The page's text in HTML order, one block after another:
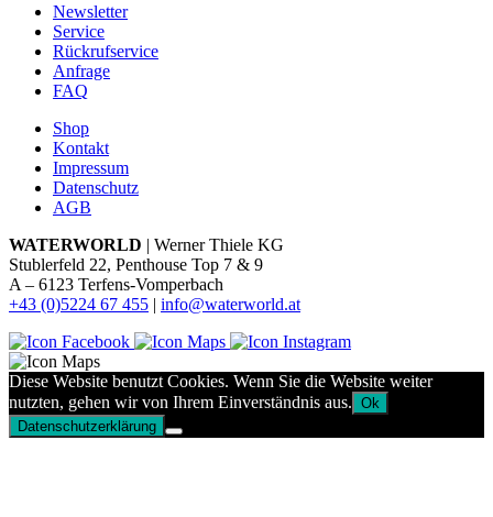
Newsletter
Service
Rückrufservice
Anfrage
FAQ
Shop
Kontakt
Impressum
Datenschutz
AGB
WATERWORLD | Werner Thiele KG
Stublerfeld 22, Penthouse Top 7 & 9
A – 6123 Terfens-Vomperbach
+43 (0)5224 67 455 | info@waterworld.at
Diese Website benutzt Cookies. Wenn Sie die Website weiter
nutzten, gehen wir von Ihrem Einverständnis aus. Ok
Datenschutzerklärung